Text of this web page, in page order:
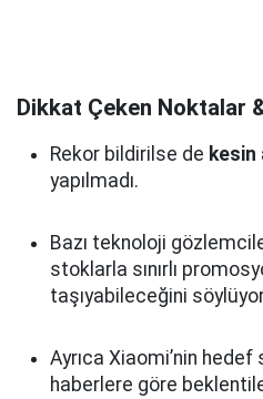
Dikkat Çeken Noktalar
Rekor bildirilse de kesin
yapılmadı.
Bazı teknoloji
stoklarla sınırlı
taşıyabileceğini
Ayrıca Xiaomi’nin hedef
haberlere göre